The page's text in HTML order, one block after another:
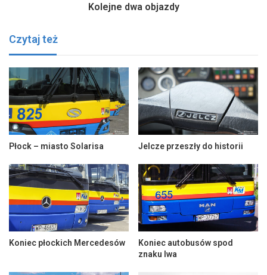
Kolejne dwa objazdy
Czytaj też
Płock – miasto Solarisa Jelcze przeszły do historii
Koniec płockich Mercedesów
Koniec autobusów spod
znaku lwa